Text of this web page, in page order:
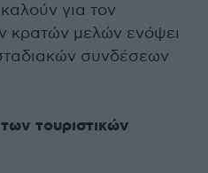
για τον
κρατών μελών ενόψει
συνδέσεων
τουριστικών